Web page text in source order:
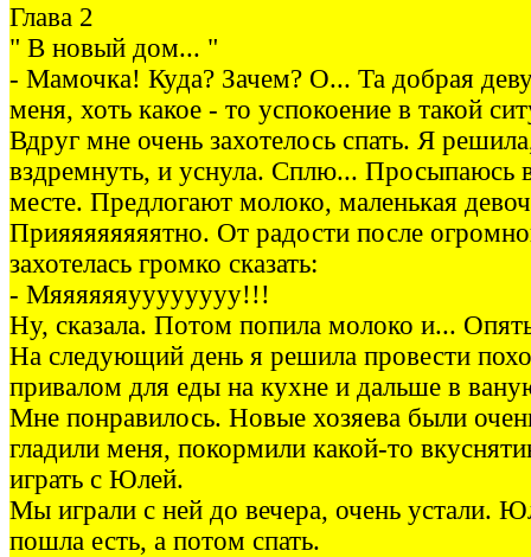
Глава 2
" В новый дом... "
- Мамочка! Куда? Зачем? О... Та добрая
меня, хоть какое - то успокоение в такой
Вдруг мне очень захотелось спать. Я
вздремнуть, и уснула. Сплю... Просыпаюсь
месте. Предлогают молоко, маленькая
Прияяяяяяяятно. От радости после
захотелась громко сказать:
- Мяяяяяяуууууууу!!!
Ну, сказала. Потом попила молоко и...
На следующий день я решила провести
привалом для еды на кухне и дальше в
Мне понравилось. Новые хозяева были
гладили меня, покормили какой-то
играть с Юлей.
Мы играли с ней до вечера, очень устали.
пошла есть, а потом спать.